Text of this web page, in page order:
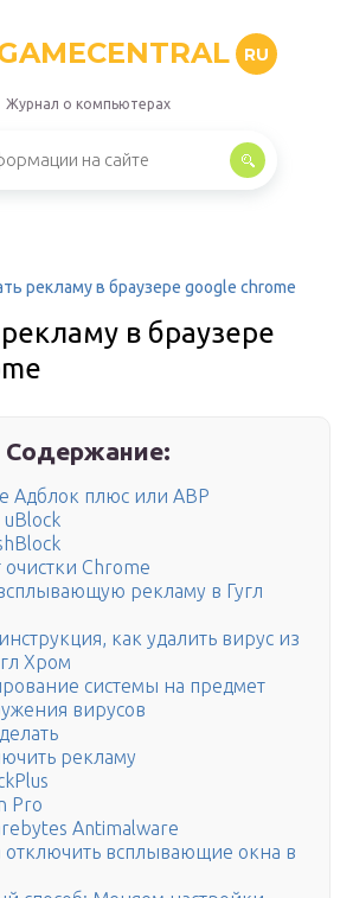
RU
Журнал о компьютерах
рекламу в браузере google chrome
в браузере
Содержание:
Адблок плюс или ABP
uBlock
Chrome
рекламу в Гугл
как удалить вирус из
Хром
системы на предмет
вирусов
рекламу
Pro
Antimalware
отключить всплывающие окна в